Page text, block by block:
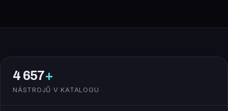
4 657+
NÁSTROJŮ V KATALOGU